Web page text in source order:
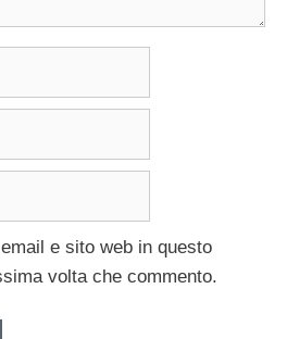
e sito web in questo
volta che commento.